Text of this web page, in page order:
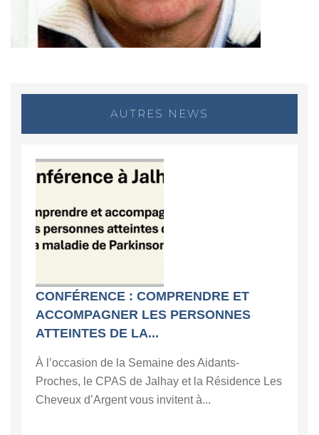
AUTRES NEWS
CONFÉRENCE : COMPRENDRE ET
ACCOMPAGNER LES PERSONNES
ATTEINTES DE LA...
À l’occasion de la Semaine des Aidants-
Proches, le CPAS de Jalhay et la Résidence Les
Cheveux d’Argent vous invitent à...